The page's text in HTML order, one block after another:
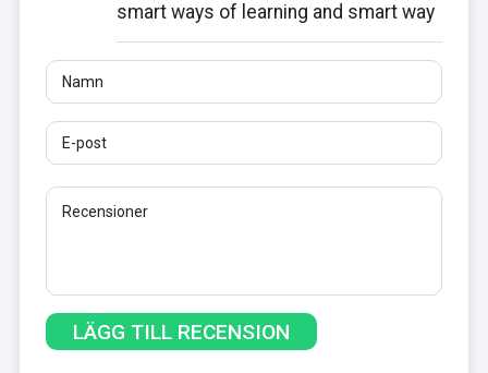
smart ways of learning and smart way
Namn
E-post
Recensioner
Minst 10 tecken. Länkar är inte tillåtna.